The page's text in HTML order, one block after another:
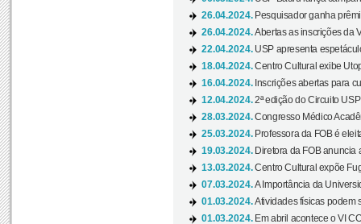
26.04.2024. Pesquisador ganha
26.04.2024.Abertas as inscrições da
22.04.2024. USP apresenta
18.04.2024.Centro Cultural exibe
16.04.2024. Inscrições abertas para
12.04.2024.2ª edição do Circuito
28.03.2024.Congresso Médico
25.03.2024. Professora da FOB é
19.03.2024. Diretora da FOB anuncia
13.03.2024.Centro Cultural expõe
07.03.2024.A Importância da
01.03.2024.Atividades físicas podem
01.03.2024. Em abril acontece o VI